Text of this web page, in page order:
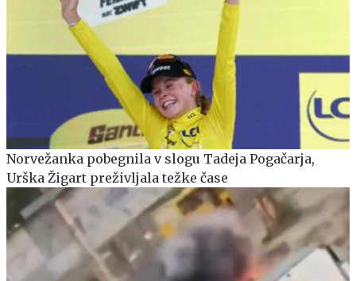
Norvežanka pobegnila v slogu Tadeja Pogačarja,
Urška Žigart preživljala težke čase